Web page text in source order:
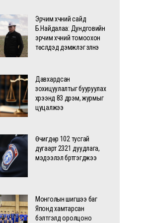
Эрчим хүчний сайд
Б.Найдалаа: Дундговийн
эрчим хүчний томоохон
төслүүдэд дэмжлэг үзүүлнэ
Давхардсан
зохицуулалтыг бууруулах
хүрээнд 83 дүрэм, журмыг
цуцалжээ
Өчигдөр 102 тусгай
дугаарт 2321 дуудлага,
мэдээлэл бүртгэгджээ
Монголын шигшээ баг
Японд хамтарсан
бэлтгэлд оролцоно